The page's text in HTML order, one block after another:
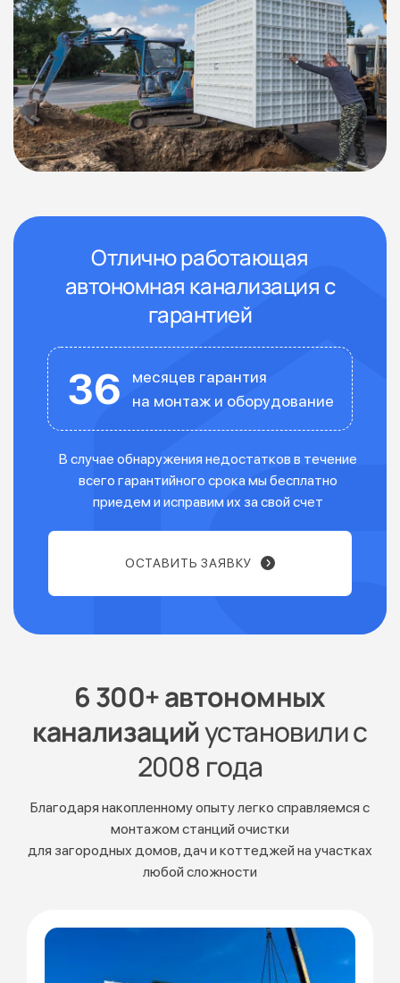
Отлично работающая
автономная канализация с
гарантией
36
месяцев гарантия
на монтаж и оборудование
В случае обнаружения недостатков в течение
всего гарантийного срока мы бесплатно
приедем и исправим их за свой счет
ОСТАВИТЬ ЗАЯВКУ
6 300+ автономных
канализацийустановили с
2008 года
Благодаря накопленному опыту легко справляемся с
монтажом станций очистки
для загородных домов, дач и коттеджей на участках
любой сложности